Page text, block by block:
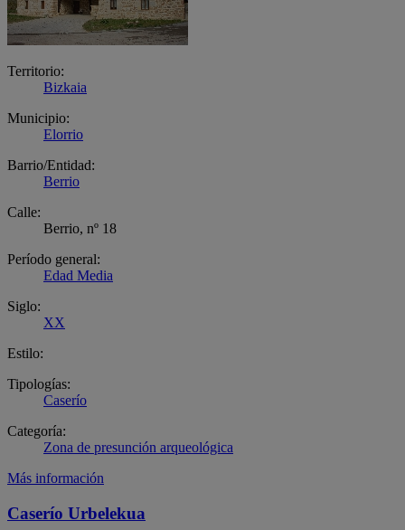
Territorio:
Bizkaia
Municipio:
Elorrio
Barrio/Entidad:
Berrio
Calle:
Berrio, nº 18
Período general:
Edad Media
Siglo:
XX
Estilo:
Tipologías:
Caserío
Categoría:
Zona de presunción arqueológica
Más información
Caserío Urbelekua